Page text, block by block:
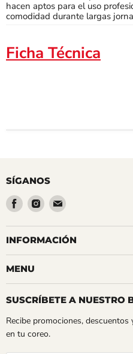
hacen aptos para el uso
comodidad durante largas
Ficha Técnica
SÍGANOS
Encuéntrenos
Facebook
Encuéntrenos
Instagram
Encuéntrenos
Correo
electrónico
INFORMACIÓN
MENU
SUSCRÍBETE A NUESTRO
Recibe promociones,
en tu coreo.